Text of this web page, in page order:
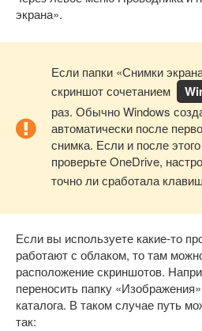
экрана».
Если папки «Снимки
скриншот сочетанием
раз. Обычно Windows
автоматически после
снимка. Если и после
проверьте OneDrive,
точно ли сработала
Если вы используете какие-то
работают с облаком, то там
расположение скриншотов.
переносить папку
каталога. В таком случае путь
так: